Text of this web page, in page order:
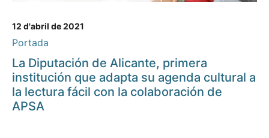
12 d'abril de 2021
Portada
La Diputación de Alicante, primera
institución que adapta su agenda cultural a
la lectura fácil con la colaboración de
APSA